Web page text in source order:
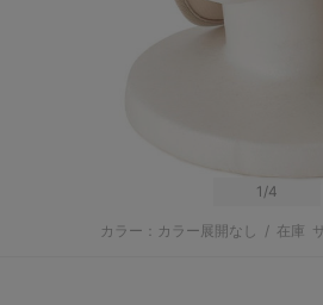
1 /4
カラー：カラー展開なし / 在庫